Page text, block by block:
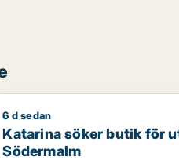
Katarina söker butik för
6 d sedan
Katarina söker butik för
Södermalm